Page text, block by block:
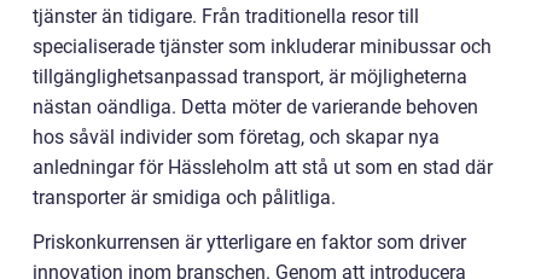
tjänster än tidigare. Från traditionella resor till
specialiserade tjänster som inkluderar minibussar och
tillgänglighetsanpassad transport, är möjligheterna
nästan oändliga. Detta möter de varierande behoven
hos såväl individer som företag, och skapar nya
anledningar för Hässleholm att stå ut som en stad där
transporter är smidiga och pålitliga.
Priskonkurrensen är ytterligare en faktor som driver
innovation inom branschen. Genom att introducera